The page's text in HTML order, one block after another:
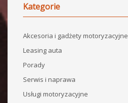
Kategorie
Akcesoria i gadżety motoryzacyjne
Leasing auta
Porady
Serwis i naprawa
Usługi motoryzacyjne